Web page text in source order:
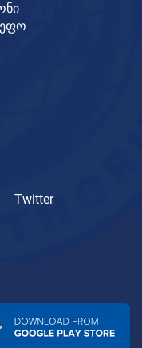
Twitter